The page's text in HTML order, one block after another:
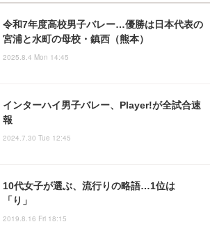
令和7年度高校男子バレー…優勝は日本代表の
宮浦と水町の母校・鎮西（熊本）
2025.8.4 Mon 14:45
インターハイ男子バレー、Player!が全試合速
報
2024.7.30 Tue 12:45
10代女子が選ぶ、流行りの略語…1位は
「り」
2019.8.16 Fri 18:15